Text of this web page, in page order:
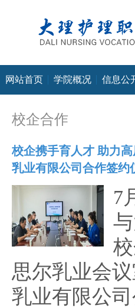
网站首页 学院概况 信息公
校企合作
校企携手育人才 助力
乳业有限公司合作签约
7
思尔乳业会
乳业有限公